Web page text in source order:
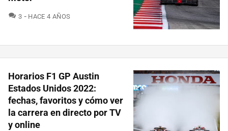
3 COMENTARIOS
HACE 4 AÑOS
Horarios F1 GP Austin
Estados Unidos 2022:
fechas, favoritos y cómo ver
la carrera en directo por TV
y online